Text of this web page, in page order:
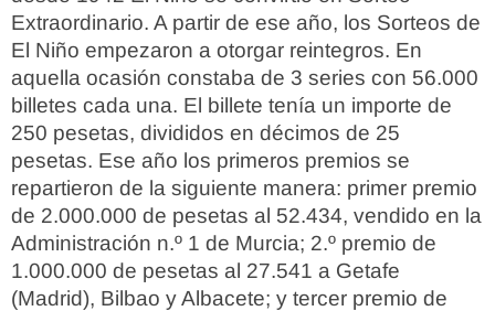
Extraordinario. A partir de ese año, los Sorteos de
El Niño empezaron a otorgar reintegros. En
aquella ocasión constaba de 3 series con 56.000
billetes cada una. El billete tenía un importe de
250 pesetas, divididos en décimos de 25
pesetas. Ese año los primeros premios se
repartieron de la siguiente manera: primer premio
de 2.000.000 de pesetas al 52.434, vendido en la
Administración n.º 1 de Murcia; 2.º premio de
1.000.000 de pesetas al 27.541 a Getafe
(Madrid), Bilbao y Albacete; y tercer premio de